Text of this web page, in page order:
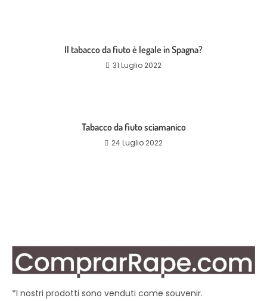
Il tabacco da fiuto è legale in Spagna?
31 Luglio 2022
Tabacco da fiuto sciamanico
24 Luglio 2022
*I nostri prodotti sono venduti come souvenir.